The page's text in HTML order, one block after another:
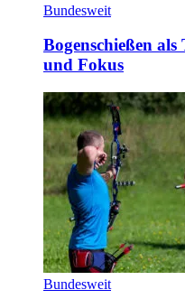
Bundesweit
Bogenschießen
und Fokus
Bundesweit